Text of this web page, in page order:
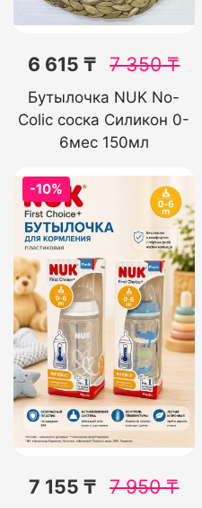
6 615 ₸ 7 350₸
Бутылочка NUK No-
Colic соска Силикон 0-
6мес 150мл
-10%
7 155 ₸ 7 950₸